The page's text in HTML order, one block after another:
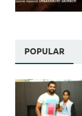
POPULAR